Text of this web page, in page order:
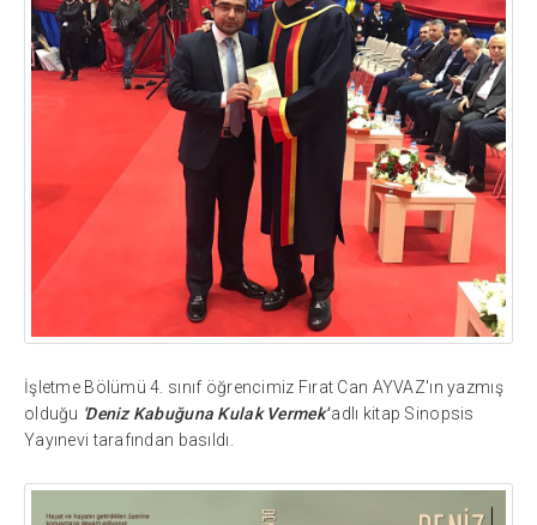
İşletme Bölümü 4. sınıf öğrencimiz Fırat Can AYVAZ'ın yazmış
olduğu 'Deniz Kabuğuna Kulak Vermek'adlı kitap Sinopsis
Yayınevi tarafından basıldı.